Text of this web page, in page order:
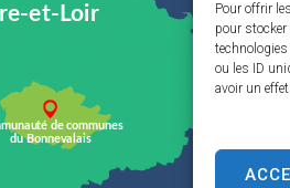
Pour offrir
pour
ou les ID
avoir un